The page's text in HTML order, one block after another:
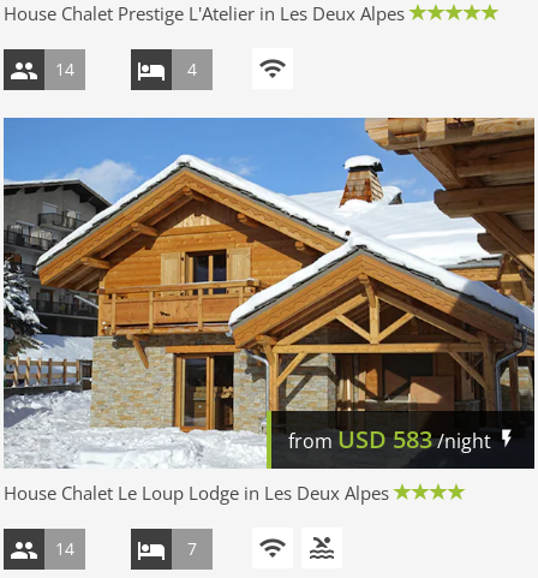
House Chalet Prestige L'Atelier in Les Deux Alpes
14 4
from USD583/night
House Chalet Le Loup Lodge in Les Deux Alpes
14 7